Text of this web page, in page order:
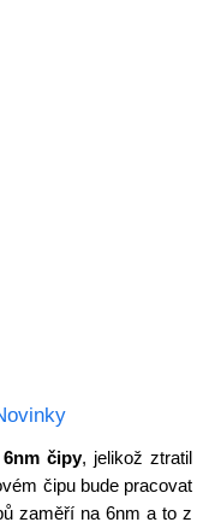
čipy, jelikož ztratil
čipu bude pracovat
zaměří na 6nm a to z